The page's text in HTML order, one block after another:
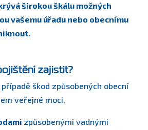
širokou škálu možných
vašemu úřadu nebo obecnímu
zajistit?
škod způsobených obecní
veřejné moci.
způsobenými vadnými